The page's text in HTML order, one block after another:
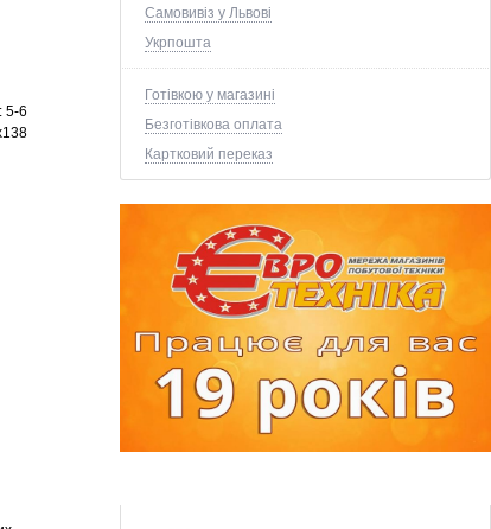
Самовивіз у Львові
Укрпошта
Готівкою у магазині
Безготівкова оплата
Картковий переказ
5-6